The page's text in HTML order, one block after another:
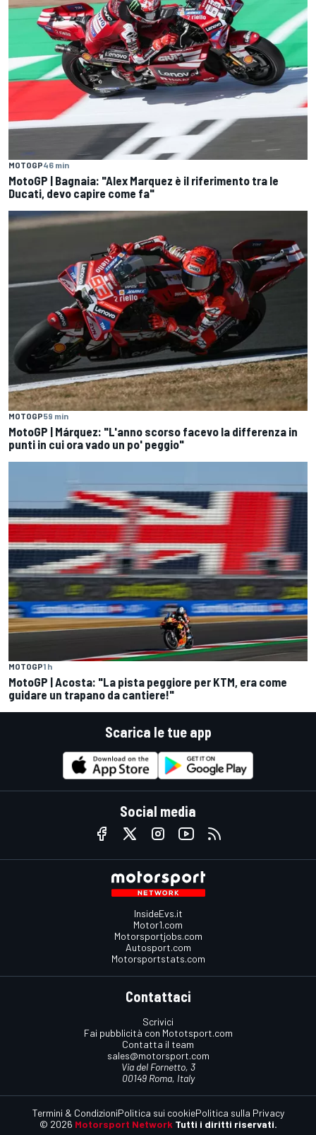
MOTOGP46 min
MotoGP | Bagnaia: "Alex Marquez è il riferimento tra le
Ducati, devo capire come fa"
MOTOGP59 min
MotoGP | Márquez: "L'anno scorso facevo la differenza in
punti in cui ora vado un po' peggio"
MOTOGP1 h
MotoGP | Acosta: "La pista peggiore per KTM, era come
guidare un trapano da cantiere!"
Scarica le tue app
Social media
InsideEvs.it
Motor1.com
Motorsportjobs.com
Autosport.com
Motorsportstats.com
Contattaci
Scrivici
Fai pubblicità con Mototsport.com
Contatta il team
sales@motorsport.com
Via del Fornetto, 3
00149 Roma, Italy
© 2026 Motorsport Network Tutti i diritti riservati.
Termini & CondizioniPolitica sui cookiePolitica sulla Privacy